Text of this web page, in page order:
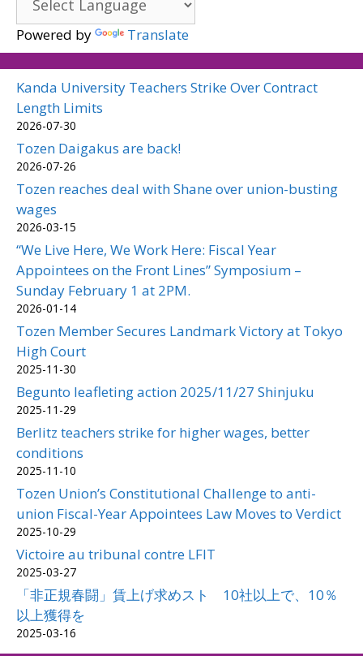
Powered by Translate
Kanda University Teachers Strike Over Contract
Length Limits
2026-07-30
Tozen Daigakus are back!
2026-07-26
Tozen reaches deal with Shane over union-busting
wages
2026-03-15
“We Live Here, We Work Here: Fiscal Year
Appointees on the Front Lines” Symposium –
Sunday February 1 at 2PM.
2026-01-14
Tozen Member Secures Landmark Victory at Tokyo
High Court
2025-11-30
Begunto leafleting action 2025/11/27 Shinjuku
2025-11-29
Berlitz teachers strike for higher wages, better
conditions
2025-11-10
Tozen Union’s Constitutional Challenge to anti-
union Fiscal-Year Appointees Law Moves to Verdict
2025-10-29
Victoire au tribunal contre LFIT
2025-03-27
「非正規春闘」賃上げ求めスト 10社以上で、10％
以上獲得を
2025-03-16